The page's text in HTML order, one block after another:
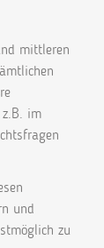
mittleren
im
und
zu